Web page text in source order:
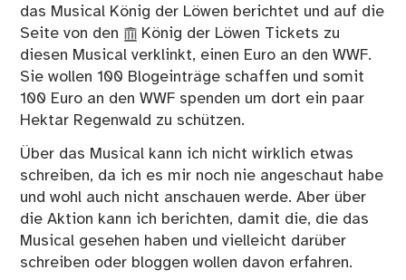
das Musical König der Löwen berichtet und auf die
Seite von den
König der Löwen Tickets zu
diesen Musical verklinkt, einen Euro an den WWF.
Sie wollen 100 Blogeinträge schaffen und somit
100 Euro an den WWF spenden um dort ein paar
Hektar Regenwald zu schützen.
Über das Musical kann ich nicht wirklich etwas
schreiben, da ich es mir noch nie angeschaut habe
und wohl auch nicht anschauen werde. Aber über
die Aktion kann ich berichten, damit die, die das
Musical gesehen haben und vielleicht darüber
schreiben oder bloggen wollen davon erfahren.